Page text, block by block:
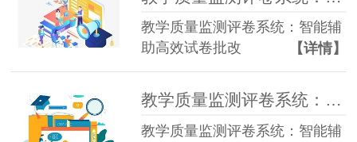
教学质量监测评卷系统：智能辅
助高效试卷批改
【详情】
教学质量监测评卷系统：智能辅助学生成绩录入
教学质量监测评卷系统：智能辅